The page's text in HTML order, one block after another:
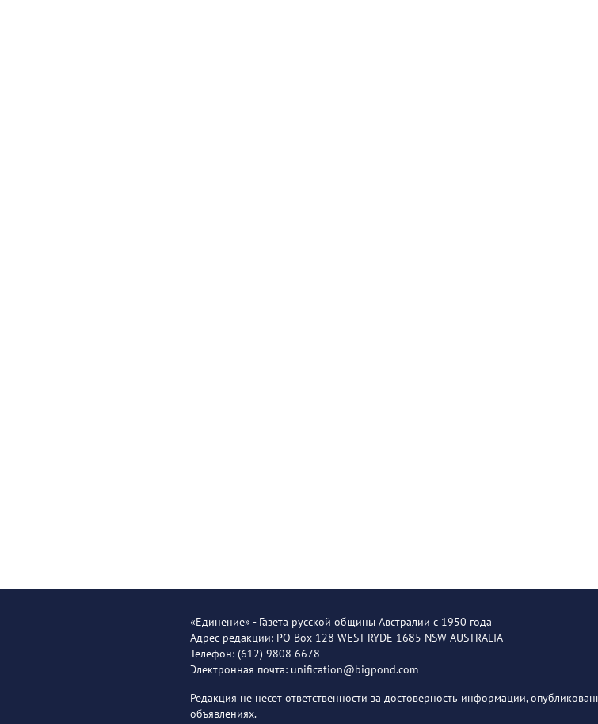
«Единение» - Газета русской общины Австралии с 1950 года
Адрес редакции: PO Box 128 WEST RYDE 1685 NSW AUSTRALIA
Телефон: (612) 9808 6678
Электронная почта: unification@bigpond.com
Редакция не несет ответственности за достоверность информации,
объявлениях.